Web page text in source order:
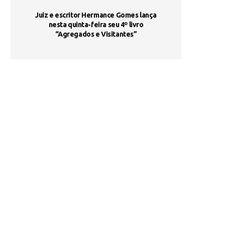
Juiz e escritor Hermance Gomes lança
nesta quinta-feira seu 4º livro
“Agregados e Visitantes”